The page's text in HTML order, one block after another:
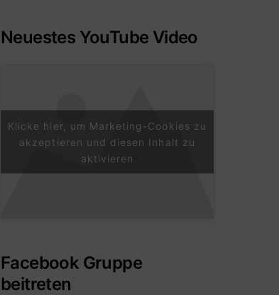
Neuestes YouTube Video
Klicke hier, um Marketing-Cookies zu
akzeptieren und diesen Inhalt zu
aktivieren
Facebook Gruppe
beitreten